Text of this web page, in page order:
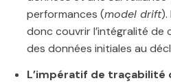
performances (model drift).
donc couvrir l’intégralité de
des données initiales au
L’impératif de traçabilité